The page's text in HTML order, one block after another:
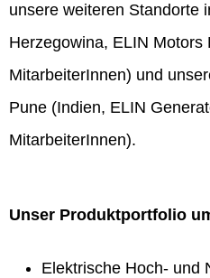
unsere weiteren Standorte
Herzegowina, ELIN Motors
MitarbeiterInnen) und
Pune (Indien, ELIN
MitarbeiterInnen).
Unser Produktportfolio
Elektrische Hoch- und